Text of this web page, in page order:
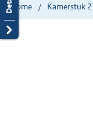
Home Kamerstuk